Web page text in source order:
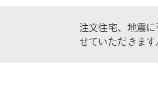
注文住宅、地震
せていただきま